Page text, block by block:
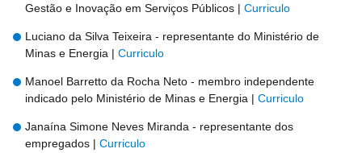
Gestão e Inovação em Serviços Públicos | Curriculo
Luciano da Silva Teixeira - representante do Ministério de
Minas e Energia | Curriculo
Manoel Barretto da Rocha Neto - membro independente
indicado pelo Ministério de Minas e Energia | Curriculo
Janaína Simone Neves Miranda - representante dos
empregados | Curriculo